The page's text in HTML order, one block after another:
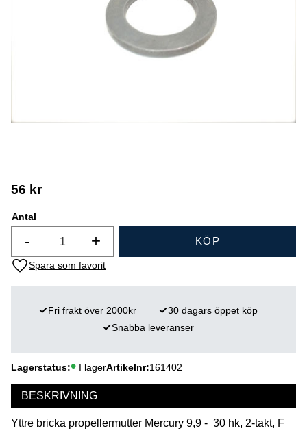
56 kr
Antal
+
- KÖP
Lägg till i favoriter
Lagerstatus I lagerArtikelnr 161402
Fri frakt över 2000kr
30 dagars öppet köp
Snabba leveranser
BESKRIVNING
Yttre bricka propellermutter Mercury 9,9 - 30 hk, 2-takt, F